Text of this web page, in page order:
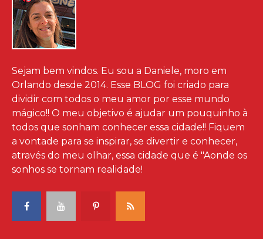
Sejam bem vindos. Eu sou a Daniele, moro em
Orlando desde 2014. Esse BLOG foi criado para
dividir com todos o meu amor por esse mundo
mágico!! O meu objetivo é ajudar um pouquinho à
todos que sonham conhecer essa cidade!! Fiquem
a vontade para se inspirar, se divertir e conhecer,
através do meu olhar, essa cidade que é "Aonde os
sonhos se tornam realidade!